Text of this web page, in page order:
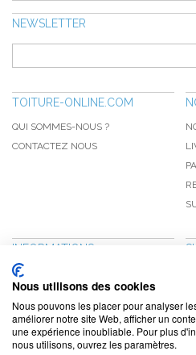
NEWSLETTER
TOITURE-ONLINE.COM
QUI SOMMES-NOUS ?
CONTACTEZ NOUS
INFORMATIONS
NOUVEAUTÉS
PROMOTIONS
CGV
CONFIDENTIALITÉ
MENTIONS LÉGALES
Nous utilisons des cookies
Nous pouvons les placer pour analyser
améliorer notre site Web, afficher un
une expérience inoubliable. Pour plus
nous utilisons, ouvrez les paramètres.